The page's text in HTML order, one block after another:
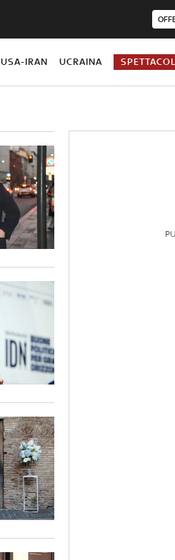
USA-IRAN UCRAINA